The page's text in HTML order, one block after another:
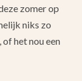
zomer op
niks zo
of het nou een